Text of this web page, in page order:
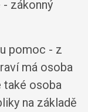
zákonný
pomoc - z
má osoba
také osoba
na základě